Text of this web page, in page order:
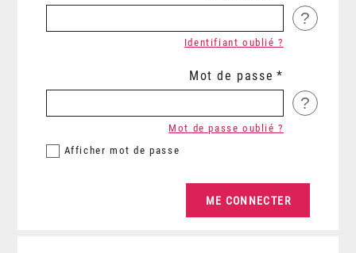
?
Identifiant oublié ?
Mot de passe
?
Afficher mot de passe
Mot de passe oublié ?